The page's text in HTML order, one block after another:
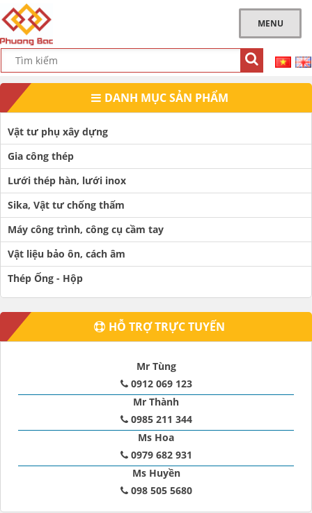
MENU
DANH MỤC SẢN PHẨM
Vật tư phụ xây dựng
Gia công thép
Lưới thép hàn, lưới inox
Sika, Vật tư chống thấm
Máy công trình, công cụ cầm tay
Vật liệu bảo ôn, cách âm
Thép Ống - Hộp
HỖ TRỢ TRỰC TUYẾN
Mr Tùng
0912 069 123
Mr Thành
0985 211 344
Ms Hoa
0979 682 931
Ms Huyền
098 505 5680